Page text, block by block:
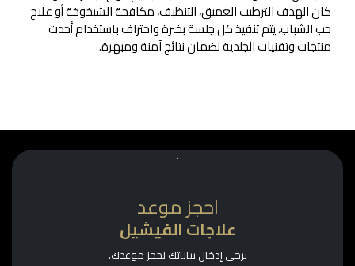
كان الهدف الترطيب العميق، التنظيف، مكافحة الشيخوخة أو علاج
حب الشباب، يتم تنفيذ كل جلسة بخبرة واحتراف باستخدام أحدث
منتجات وتقنيات الجلدية لضمان نتائج آمنة ومبهرة.
احجز موعد
علاجات الفيشيل
يرجى إدخال بياناتك لحجز موعدك.